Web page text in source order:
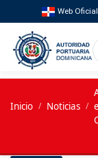
Web
Inicio / Noticias /